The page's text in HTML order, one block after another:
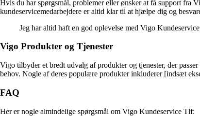
Hvis du har spørgsmål, problemer eller ønsker at få support fra
kundeservicemedarbejdere er altid klar til at hjælpe dig og
Jeg har altid haft en god oplevelse med Vigo
Vigo Produkter og Tjenester
Vigo tilbyder et bredt udvalg af produkter og tjenester, der
behov. Nogle af deres populære produkter inkluderer [indsæt
FAQ
Her er nogle almindelige spørgsmål om Vigo Kundeservice Tlf: